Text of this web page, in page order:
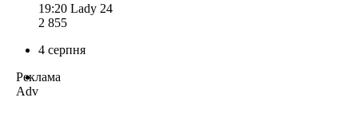
19:20 Lady 24
2 855
4 серпня
Реклама
Adv